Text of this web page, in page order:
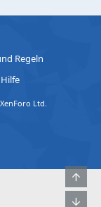
Regeln
Hilfe
Ltd.